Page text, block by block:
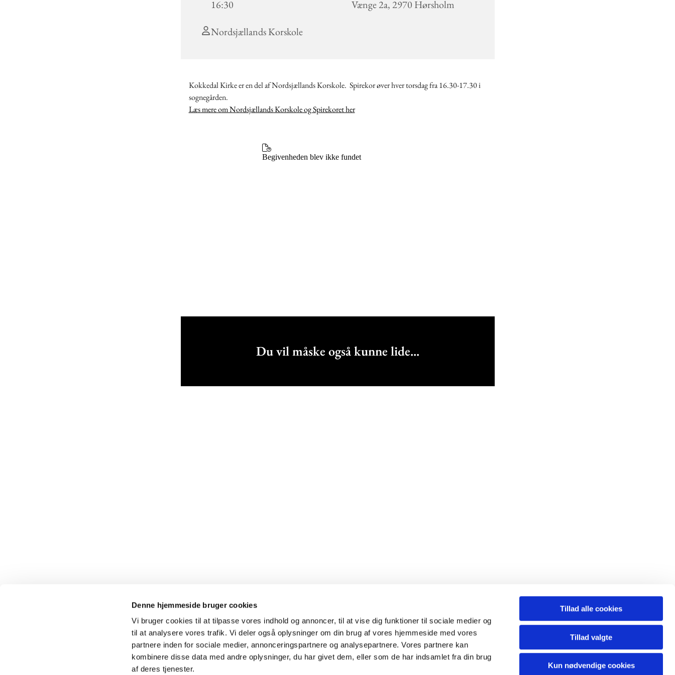
Denne hjemmeside bruger cookies
Vi bruger cookies til at tilpasse vores indhold og annoncer, til at vise dig funktioner til sociale medier og
til at analysere vores trafik. Vi deler også oplysninger om din brug af vores hjemmeside med vores
partnere inden for sociale medier, annonceringspartnere og analysepartnere. Vores partnere kan
kombinere disse data med andre oplysninger, du har givet dem, eller som de har indsamlet fra din brug
af deres tjenester.
Tillad alle cookies
Tillad valgte
Kun nødvendige cookies
16:30 Vænge 2a, 2970 Hørsholm
Nordsjællands Korskole
Kokkedal Kirke er en del af Nordsjællands Korskole. Spirekor øver hver torsdag fra 16.30-17.30 i
sognegården.
Læs mere om Nordsjællands Korskole og Spirekoret her
Du vil måske også kunne lide...
Følg Kokkedal Kirke påFacebookog påInstagram
Kokkedal Kirke · Højmose Vænge 2A 2970 Hørsholm4576 7681 kokkedal.sogn@km.dk
Cookiepolitik
Tilgængelighedserklæring